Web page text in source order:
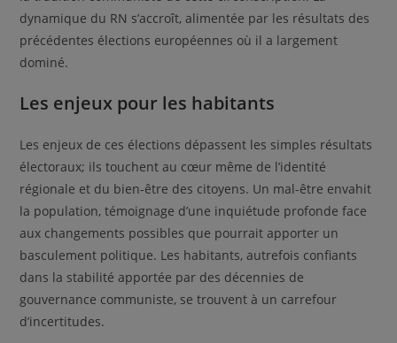
dynamique du RN s’accroît, alimentée par les résultats des
précédentes élections européennes où il a largement
dominé.
Les enjeux pour les habitants
Les enjeux de ces élections dépassent les simples résultats
électoraux; ils touchent au cœur même de l’identité
régionale et du bien-être des citoyens. Un mal-être envahit
la population, témoignage d’une inquiétude profonde face
aux changements possibles que pourrait apporter un
basculement politique. Les habitants, autrefois confiants
dans la stabilité apportée par des décennies de
gouvernance communiste, se trouvent à un carrefour
d’incertitudes.